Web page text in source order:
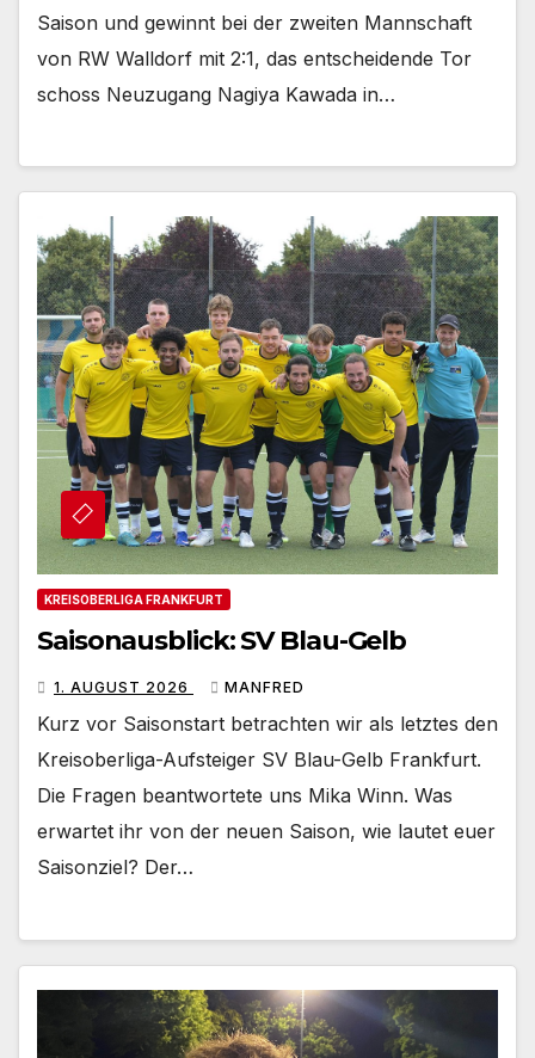
Saison und gewinnt bei der zweiten Mannschaft
von RW Walldorf mit 2:1, das entscheidende Tor
schoss Neuzugang Nagiya Kawada in…
KREISOBERLIGA FRANKFURT
Saisonausblick: SV Blau-Gelb
1. AUGUST 2026 MANFRED
Kurz vor Saisonstart betrachten wir als letztes den
Kreisoberliga-Aufsteiger SV Blau-Gelb Frankfurt.
Die Fragen beantwortete uns Mika Winn. Was
erwartet ihr von der neuen Saison, wie lautet euer
Saisonziel? Der…